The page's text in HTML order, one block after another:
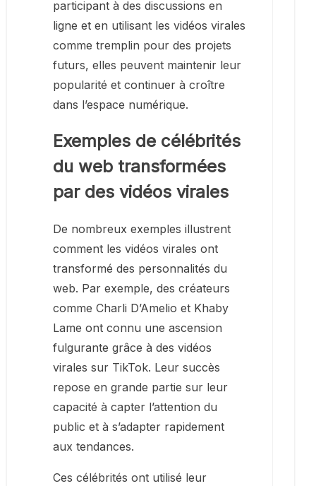
participant à des discussions en
ligne et en utilisant les vidéos virales
comme tremplin pour des projets
futurs, elles peuvent maintenir leur
popularité et continuer à croître
dans l’espace numérique.
Exemples de célébrités
du web transformées
par des vidéos virales
De nombreux exemples illustrent
comment les vidéos virales ont
transformé des personnalités du
web. Par exemple, des créateurs
comme Charli D’Amelio et Khaby
Lame ont connu une ascension
fulgurante grâce à des vidéos
virales sur TikTok. Leur succès
repose en grande partie sur leur
capacité à capter l’attention du
public et à s’adapter rapidement
aux tendances.
Ces célébrités ont utilisé leur